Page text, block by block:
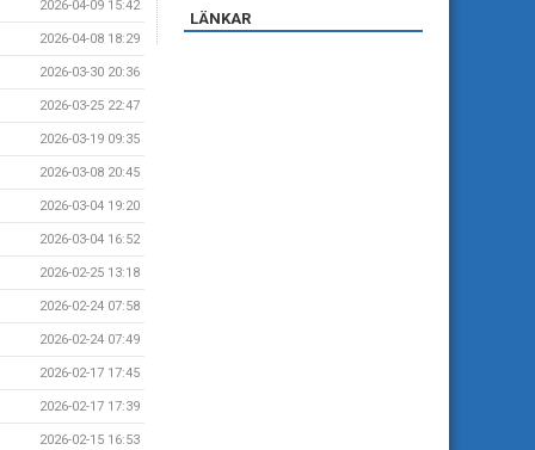
2026-04-09 15:42
2026-04-08 18:29
2026-03-30 20:36
2026-03-25 22:47
2026-03-19 09:35
2026-03-08 20:45
2026-03-04 19:20
2026-03-04 16:52
2026-02-25 13:18
2026-02-24 07:58
2026-02-24 07:49
2026-02-17 17:45
2026-02-17 17:39
2026-02-15 16:53
LÄNKAR